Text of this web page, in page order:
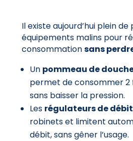
Il existe aujourd’hui plein
équipements malins pour
consommationsans
Un pommeau de
permet de consommer 2
sans baisser la pression.
Les régulateurs de débit
robinets et limitent
débit, sans gêner l’usage.